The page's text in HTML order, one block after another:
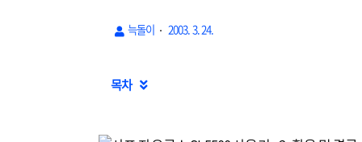
늑돌이 2003. 3. 24.
목차 